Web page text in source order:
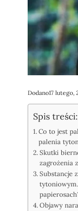
Dodano17 lutego,
Spis treści:
Co to jest
palenia
Skutki
zagrożenia
Substancje
Objawy